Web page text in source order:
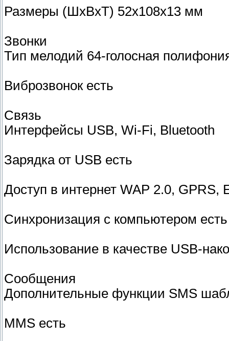
Размеры (ШxВxТ) 52x108x13 мм
Звонки
Тип мелодий 64-голосная
Виброзвонок есть
Связь
Интерфейсы USB, Wi-Fi, Bluetooth
Зарядка от USB есть
Доступ в интернет WAP 2.0, GPRS,
Синхронизация с компьютером есть
Использование в качестве USB-
Сообщения
Дополнительные функции SMS
MMS есть